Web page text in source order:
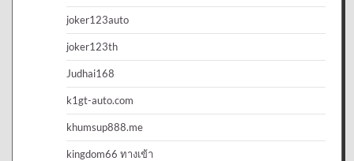
joker123auto
joker123th
Judhai168
k1gt-auto.com
khumsup888.me
kingdom66 ทางเข้า